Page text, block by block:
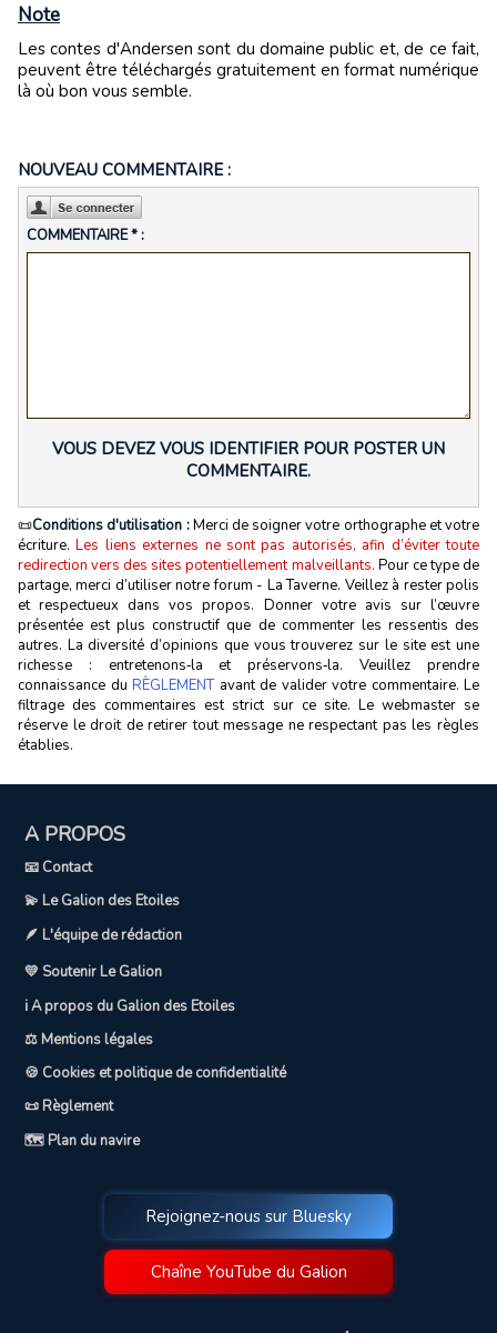
Note
Les contes d'Andersen sont du domaine public et, de ce fait,
peuvent être téléchargés gratuitement en format numérique
là où bon vous semble.
NOUVEAU COMMENTAIRE :
COMMENTAIRE * :
VOUS DEVEZ VOUS IDENTIFIER POUR POSTER UN
COMMENTAIRE.
📜Conditions d'utilisation :Merci de soigner votre orthographe et votre
écriture.Les liens externes ne sont pas autorisés, afin d’éviter toute
redirection vers des sites potentiellement malveillants. Pour ce type de
partage, merci d’utiliser notre forum - La Taverne. Veillez à rester polis
et respectueux dans vos propos. Donner votre avis sur l’œuvre
présentée est plus constructif que de commenter les ressentis des
autres. La diversité d’opinions que vous trouverez sur le site est une
richesse : entretenons‑la et préservons‑la. Veuillez prendre
connaissance du RÈGLEMENTavant de valider votre commentaire. Le
filtrage des commentaires est strict sur ce site. Le webmaster se
réserve le droit de retirer tout message ne respectant pas les règles
établies.
A PROPOS
📧 Contact
💫 Le Galion des Etoiles
🪶 L'équipe de rédaction
💛 Soutenir Le Galion
ℹ️ A propos du Galion des Etoiles
⚖️ Mentions légales
🍪 Cookies et politique de confidentialité
📜 Règlement
🗺️ Plan du navire
Rejoignez-nous sur Bluesky
Chaîne YouTube du Galion